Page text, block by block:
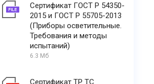
Сертификат ГОСТ Р 54350-
2015 и ГОСТ Р 55705-2013
(Приборы осветительные.
Требования и методы
испытаний)
6.3 Мб
Сертификат ТР ТС